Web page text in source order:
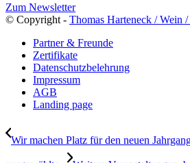
Zum Newsletter
© Copyright - Thomas Harteneck / Wein
Partner & Freunde
Zertifikate
Datenschutzbelehrung
Impressum
AGB
Landing page
Wir machen Platz für den neuen